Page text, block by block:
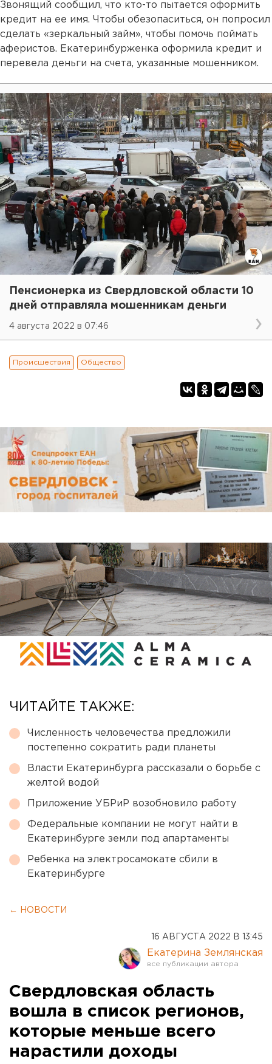
Звонящий сообщил, что кто-то пытается оформить
кредит на ее имя. Чтобы обезопаситься, он попросил
сделать «зеркальный займ», чтобы помочь поймать
аферистов. Екатеринбурженка оформила кредит и
перевела деньги на счета, указанные мошенником.
Пенсионерка из Свердловской области 10
дней отправляла мошенникам деньги
4 августа 2022 в 07:46
Происшествия Общество
ЧИТАЙТЕ ТАКЖЕ:
Численность человечества предложили
постепенно сократить ради планеты
Власти Екатеринбурга рассказали о борьбе с
желтой водой
Приложение УБРиР возобновило работу
Федеральные компании не могут найти в
Екатеринбурге земли под апартаменты
Ребенка на электросамокате сбили в
Екатеринбурге
← НОВОСТИ
16 АВГУСТА 2022 В 13:45
Екатерина Землянская
Свердловская область
вошла в список регионов,
которые меньше всего
нарастили доходы